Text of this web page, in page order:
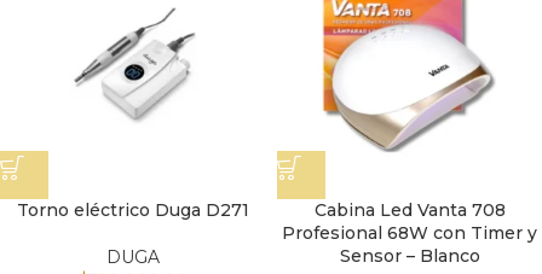
Torno eléctrico Duga D271
DUGA
Cabina Led Vanta 708
Profesional 68W con Timer y
Sensor – Blanco